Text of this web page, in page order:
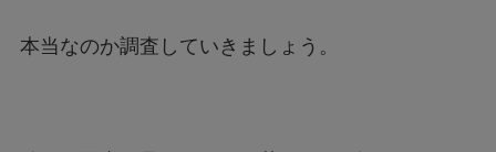
本当なのか調査していきましょう。